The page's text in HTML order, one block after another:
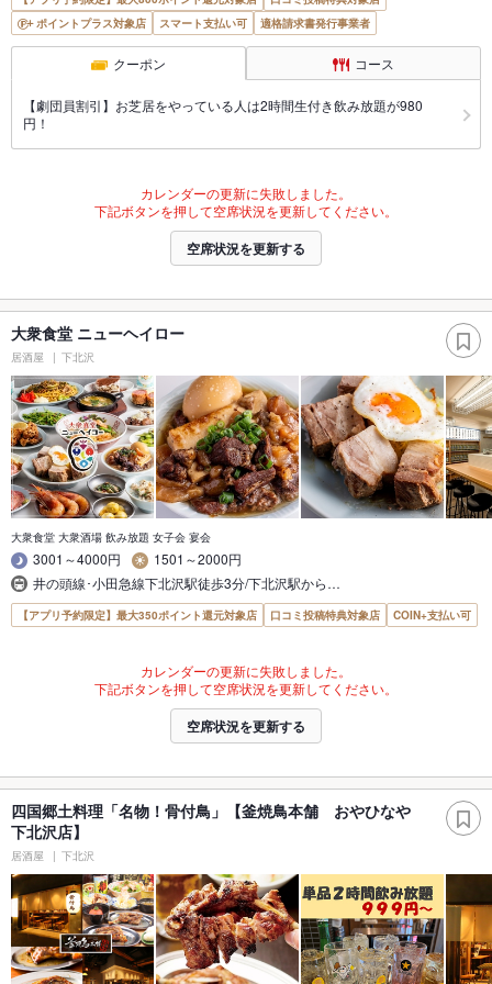
ポイントプラス対象店
スマート支払い可 適格請求書発行事業者
クーポン コース
【劇団員割引】お芝居をやっている人は2時間生付き飲み放題が980
円！
カレンダーの更新に失敗しました。
下記ボタンを押して空席状況を更新してください。
空席状況を更新する
大衆食堂 ニューヘイロー
居酒屋 下北沢
大衆食堂 大衆酒場 飲み放題 女子会 宴会
3001～4000円
1501～2000円
井の頭線･小田急線下北沢駅徒歩3分/下北沢駅から…
【アプリ予約限定】最大350ポイント還元対象店 口コミ投稿特典対象店 COIN+支払い可
カレンダーの更新に失敗しました。
下記ボタンを押して空席状況を更新してください。
空席状況を更新する
四国郷土料理「名物！骨付鳥」【釜焼鳥本舗 おやひなや
下北沢店】
居酒屋 下北沢